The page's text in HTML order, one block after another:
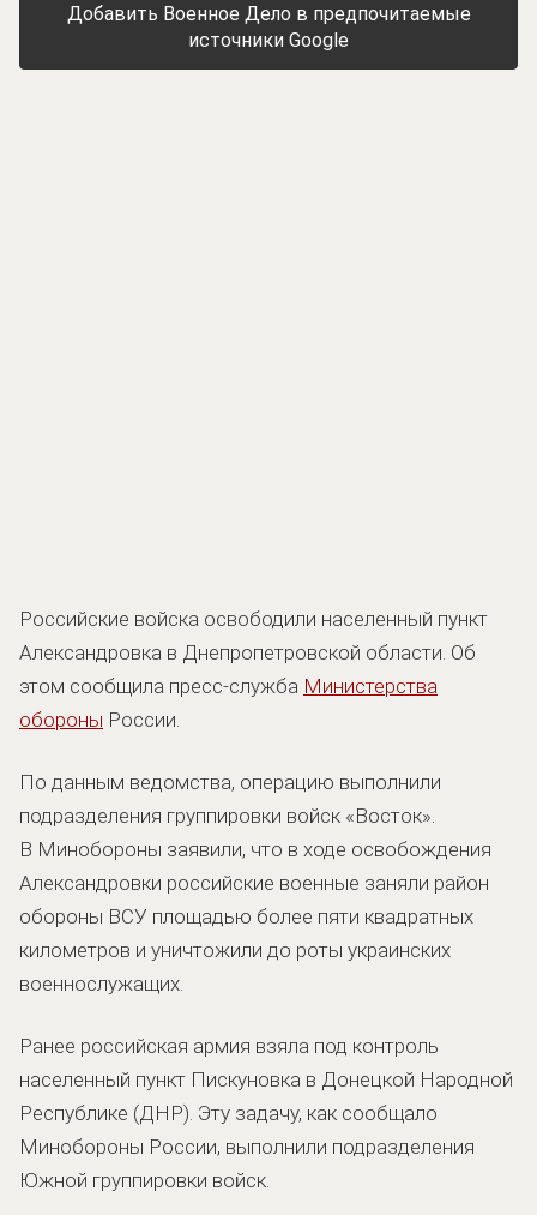
Добавить Военное Дело в предпочитаемые
источники Google
Российские войска освободили населенный пункт
Александровка в Днепропетровской области. Об
этом сообщила пресс-служба Министерства
обороны России.
По данным ведомства, операцию выполнили
подразделения группировки войск «Восток».
В Минобороны заявили, что в ходе освобождения
Александровки российские военные заняли район
обороны ВСУ площадью более пяти квадратных
километров и уничтожили до роты украинских
военнослужащих.
Ранее российская армия взяла под контроль
населенный пункт Пискуновка в Донецкой Народной
Республике (ДНР). Эту задачу, как сообщало
Минобороны России, выполнили подразделения
Южной группировки войск.